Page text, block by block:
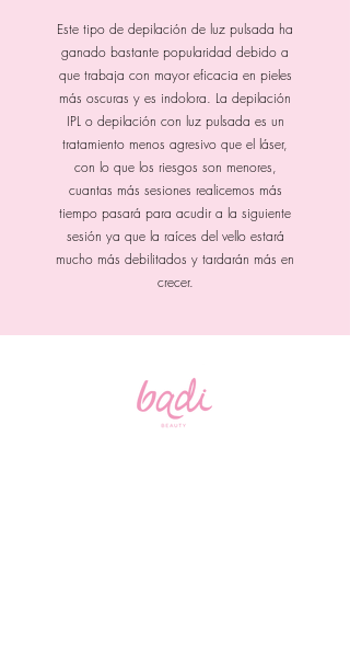
Este tipo de depilación de luz pulsada ha
ganado bastante popularidad debido a
que trabaja con mayor eficacia en pieles
más oscuras y es indolora. La depilación
IPL o depilación con luz pulsada es un
tratamiento menos agresivo que el láser,
con lo que los riesgos son menores,
cuantas más sesiones realicemos más
tiempo pasará para acudir a la siguiente
sesión ya que la raíces del vello estará
mucho más debilitados y tardarán más en
crecer.